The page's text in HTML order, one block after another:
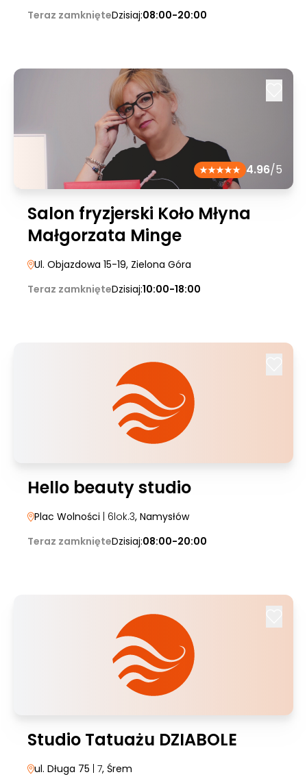
Teraz zamknięteDzisiaj:08:00-20:00
4.96/5
Salon fryzjerski Koło Młyna
Małgorzata Minge
Ul. Objazdowa 15-19, Zielona Góra
Teraz zamknięteDzisiaj:10:00-18:00
Hello beauty studio
Plac Wolności | 6lok.3, Namysłów
Teraz zamknięteDzisiaj:08:00-20:00
Studio Tatuażu DZIABOLE
ul. Długa 75 | 7, Śrem